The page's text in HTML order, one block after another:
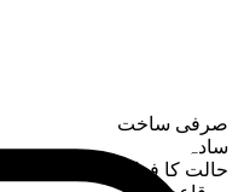
صرفی ساخت
سادہ
حالت کا فعل